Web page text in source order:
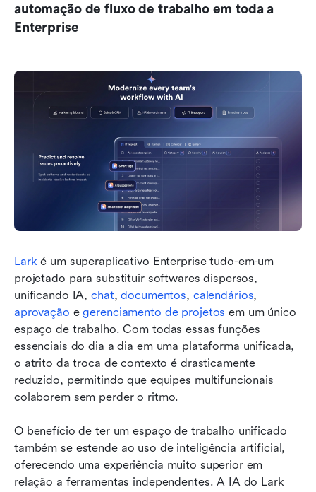
automação de fluxo de trabalho em toda a
Enterprise
Lark é um superaplicativo Enterprise tudo-em-um
projetado para substituir softwares dispersos,
unificando IA, chat, documentos, calendários
aprovação e gerenciamento de projetos em um único
espaço de trabalho. Com todas essas funções
essenciais do dia a dia em uma plataforma unificada,
o atrito da troca de contexto é drasticamente
reduzido, permitindo que equipes multifuncionais
colaborem sem perder o ritmo.
O benefício de ter um espaço de trabalho unificado
também se estende ao uso de inteligência artificial,
oferecendo uma experiência muito superior em
relação a ferramentas independentes. A IA do Lark